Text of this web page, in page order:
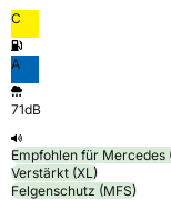
C
A
71dB
Empfohlen für Mercedes
Verstärkt (XL)
Felgenschutz (MFS)